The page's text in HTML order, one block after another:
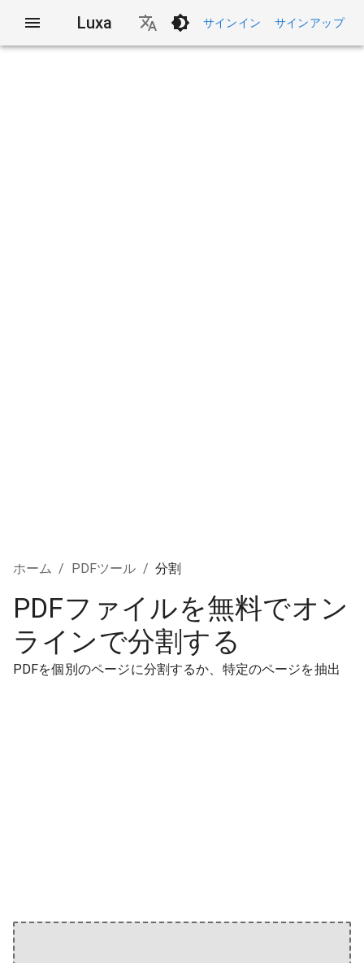
Luxa サインイン サインアップ
ホーム / PDFツール / 分割
PDFファイルを無料でオン
ラインで分割する
PDFを個別のページに分割するか、特定のページを抽出